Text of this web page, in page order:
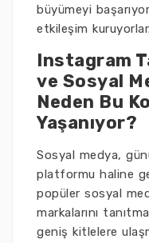
büyümeyi
etkileşim kuruyorlar.
Instagram
ve Sosyal
Neden Bu
Yaşanıyor?
Sosyal medya,
platformu haline
popüler sosyal
markalarını
geniş kitlelere